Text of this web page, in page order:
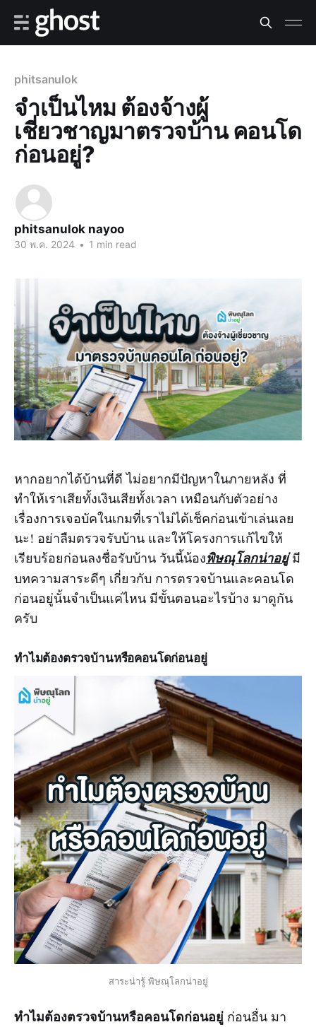
phitsanulok
จำเป็นไหม ต้องจ้างผู้
เชี่ยวชาญมาตรวจบ้าน คอนโด
ก่อนอยู่?
phitsanulok nayoo
30 พ.ค. 2024 • 1 min read
หากอยากได้บ้านที่ดี ไม่อยากมีปัญหาในภายหลัง ที่
ทำให้เราเสียทั้งเงินเสียทั้งเวลา เหมือนกับตัวอย่าง
เรื่องการเจอบัคในเกมที่เราไม่ได้เช็คก่อนเข้าเล่นเลย
นะ! อย่าลืมตรวจรับบ้าน และให้โครงการแก้ไขให้
เรียบร้อยก่อนลงชื่อรับบ้าน วันนี้น้องพิษณุโลกน่าอยู่ มี
บทความสาระดีๆ เกี่ยวกับ การตรวจบ้านและคอนโด
ก่อนอยู่นั้นจำเป็นแค่ไหน มีขั้นตอนอะไรบ้าง มาดูกัน
ครับ
ทำไมต้องตรวจบ้านหรือคอนโดก่อนอยู่
สาระน่ารู้ พิษณุโลกน่าอยู่
ทำไมต้องตรวจบ้านหรือคอนโดก่อนอยู่ ก่อนอื่น มา